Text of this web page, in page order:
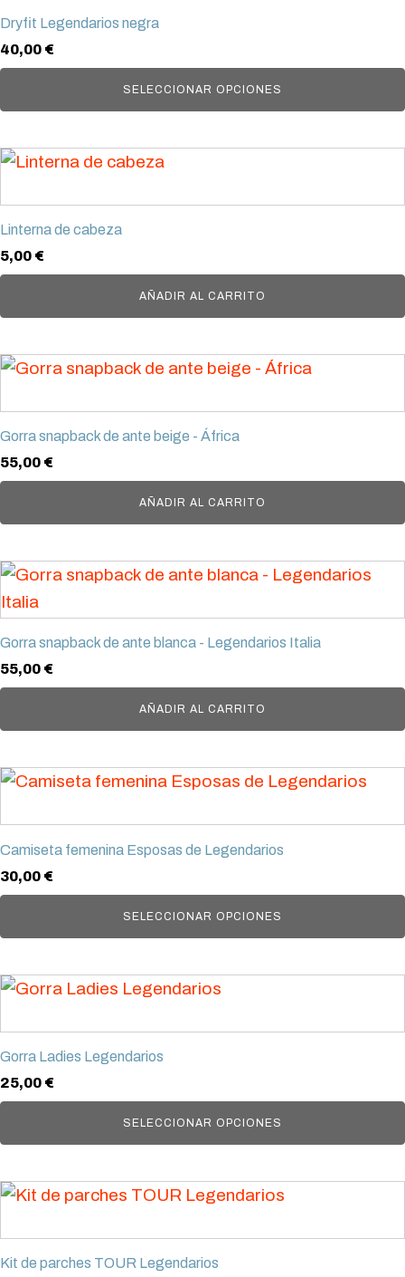
en
la
página
Dryfit Legendarios negra
40,00 €
SELECCIONAR OPCIONES
múltiples
variantes.
opciones
se
pueden
en
la
página
Linterna de cabeza
5,00 €
AÑADIR AL CARRITO
Gorra snapback de ante beige - África
55,00 €
AÑADIR AL CARRITO
Gorra snapback de ante blanca - Legendarios Italia
55,00 €
AÑADIR AL CARRITO
Camiseta femenina Esposas de Legendarios
30,00 €
SELECCIONAR OPCIONES
Este
múltiples
variantes.
opciones
se
pueden
en
la
página
Gorra Ladies Legendarios
25,00 €
SELECCIONAR OPCIONES
Este
múltiples
variantes.
opciones
se
pueden
en
Kit de parches TOUR Legendarios